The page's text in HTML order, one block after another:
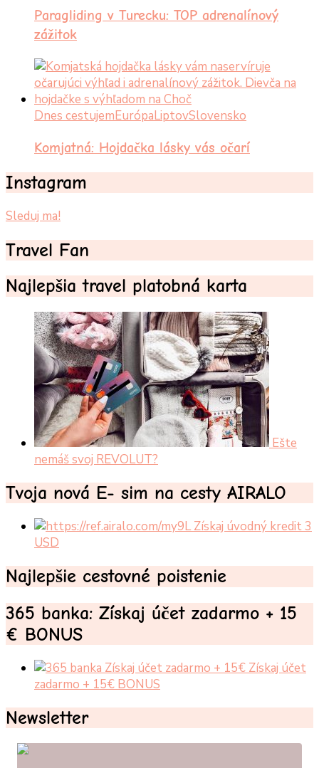
Paragliding v Turecku: TOP adrenalínový
zážitok
Dnes cestujemEurópaLiptovSlovensko
Komjatná: Hojdačka lásky vás očarí
Instagram
Sleduj ma!
Travel Fan
Najlepšia travel platobná karta
Ešte
nemáš svoj REVOLUT?
Tvoja nová E- sim na cesty AIRALO
Získaj úvodný kredit 3
USD
Najlepšie cestovné poistenie
365 banka: Získaj účet zadarmo + 15
€ BONUS
Získaj účet
zadarmo + 15€ BONUS
Newsletter